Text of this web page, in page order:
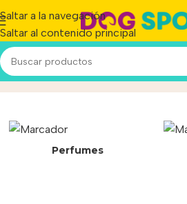
Saltar a la navegación
Saltar al contenido principal
Mini AdultInicio/Producto
Perfumes